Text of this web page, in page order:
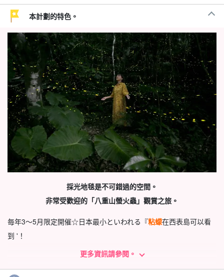
本計劃的特色。
採光地毯是不可錯過的空間。
非常受歡迎的「八重山螢火蟲」觀賞之旅。
毎年3～5月限定開催☆日本最小といわれる『粘蠓在西表島可以看
到 '！
如果您在這個時節前往西表島旅遊，一定要參加！自然的燈光會讓
您感慨無語。
更多資訊請參閱。